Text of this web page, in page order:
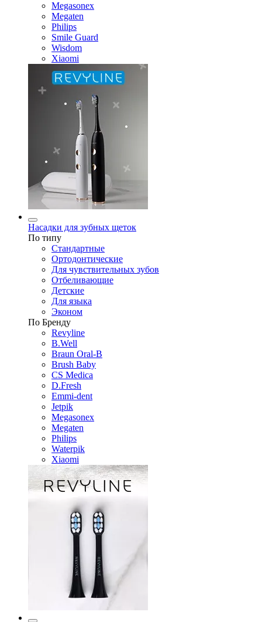
Megasonex
Megaten
Philips
Smile Guard
Wisdom
Xiaomi
Насадки для зубных щеток
По типу
Стандартные
Ортодонтические
Для чувствительных зубов
Отбеливающие
Детские
Для языка
Эконом
По Бренду
Revyline
B.Well
Braun Oral-B
Brush Baby
CS Medica
D.Fresh
Emmi-dent
Jetpik
Megasonex
Megaten
Philips
Waterpik
Xiaomi